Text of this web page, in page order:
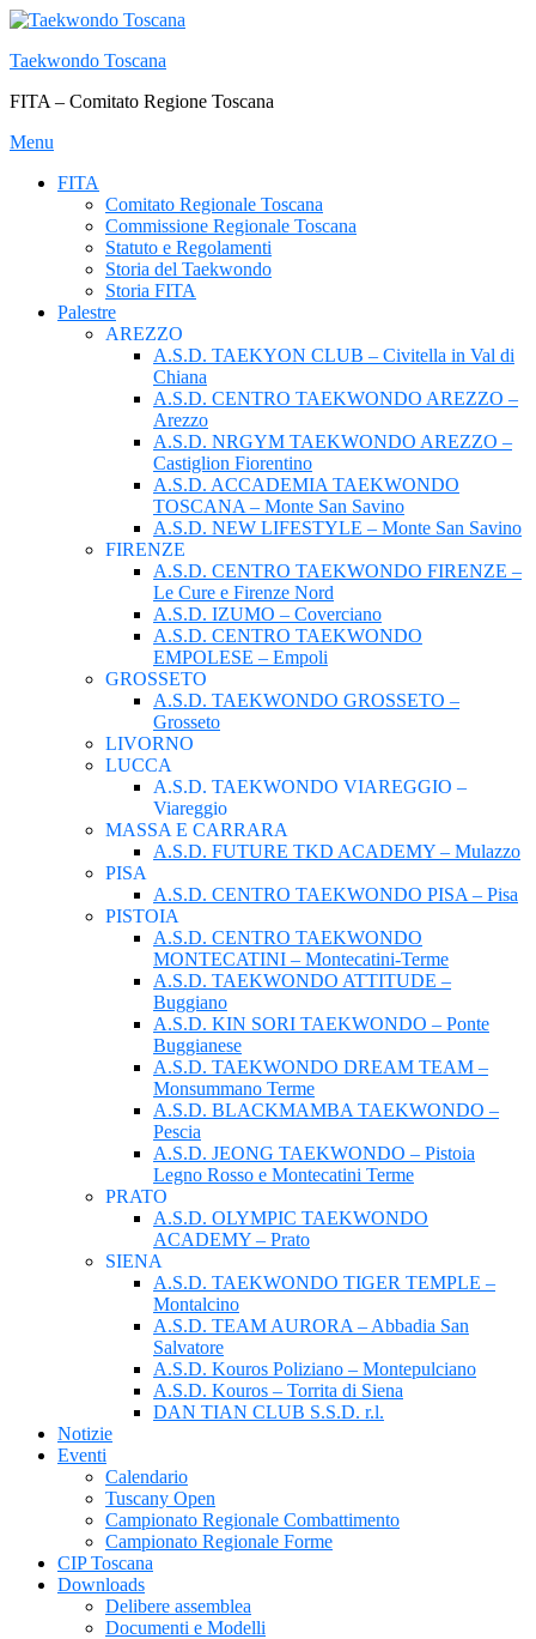
Passa
contenuto
Taekwondo Toscana
FITA – Comitato Regione Toscana
Menu
FITA
Comitato Regionale Toscana
Commissione Regionale Toscana
Statuto e Regolamenti
Storia del Taekwondo
Storia FITA
Palestre
AREZZO
A.S.D. TAEKYON CLUB – Civitella in Val di
Chiana
A.S.D. CENTRO TAEKWONDO AREZZO –
Arezzo
A.S.D. NRGYM TAEKWONDO AREZZO –
Castiglion Fiorentino
A.S.D. ACCADEMIA TAEKWONDO
TOSCANA – Monte San Savino
A.S.D. NEW LIFESTYLE – Monte San Savino
FIRENZE
A.S.D. CENTRO TAEKWONDO FIRENZE –
Le Cure e Firenze Nord
A.S.D. IZUMO – Coverciano
A.S.D. CENTRO TAEKWONDO
EMPOLESE – Empoli
GROSSETO
A.S.D. TAEKWONDO GROSSETO –
Grosseto
LIVORNO
LUCCA
A.S.D. TAEKWONDO VIAREGGIO –
Viareggio
MASSA E CARRARA
A.S.D. FUTURE TKD ACADEMY – Mulazzo
PISA
A.S.D. CENTRO TAEKWONDO PISA – Pisa
PISTOIA
A.S.D. CENTRO TAEKWONDO
MONTECATINI – Montecatini-Terme
A.S.D. TAEKWONDO ATTITUDE –
Buggiano
A.S.D. KIN SORI TAEKWONDO – Ponte
Buggianese
A.S.D. TAEKWONDO DREAM TEAM –
Monsummano Terme
A.S.D. BLACKMAMBA TAEKWONDO –
Pescia
A.S.D. JEONG TAEKWONDO – Pistoia
Legno Rosso e Montecatini Terme
PRATO
A.S.D. OLYMPIC TAEKWONDO
ACADEMY – Prato
SIENA
A.S.D. TAEKWONDO TIGER TEMPLE –
Montalcino
A.S.D. TEAM AURORA – Abbadia San
Salvatore
A.S.D. Kouros Poliziano – Montepulciano
A.S.D. Kouros – Torrita di Siena
DAN TIAN CLUB S.S.D. r.l.
Notizie
Eventi
Calendario
Tuscany Open
Campionato Regionale Combattimento
Campionato Regionale Forme
CIP Toscana
Downloads
Delibere assemblea
Documenti e Modelli